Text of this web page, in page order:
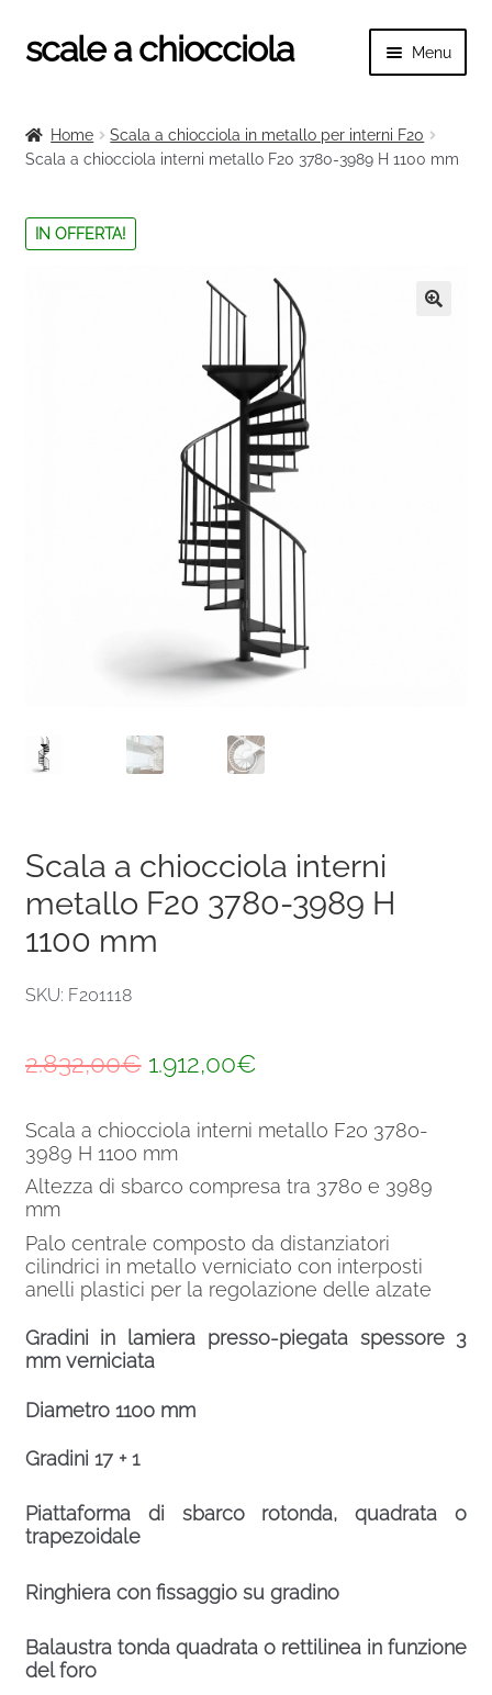
Vai
alla
Vai
al
scale a chiocciola Menu
il
menu
Tutte le scale
Categorie scale
child
il
Home
Scala a chiocciola in metallo per interni F20
Scala a chiocciola interni metallo F20 3780-3989 H 1100 mm
IN OFFERTA!
Scala a chiocciola interni
metallo F20 3780-3989 H
1100 mm
SKU: F201118
2.832,00€ Il
originale
era:
1.912,00€Il
attuale
è:
Scala a chiocciola interni metallo F20 3780-
3989 H 1100 mm
Altezza di sbarco compresa tra 3780 e 3989
mm
Palo centrale composto da distanziatori
cilindrici in metallo verniciato con interposti
anelli plastici per la regolazione delle alzate
Gradini in lamiera presso-piegata spessore 3
mm verniciata
Diametro 1100 mm
Gradini 17 + 1
Piattaforma di sbarco rotonda, quadrata o
trapezoidale
Ringhiera con fissaggio su gradino
Balaustra tonda quadrata o rettilinea in funzione
del foro